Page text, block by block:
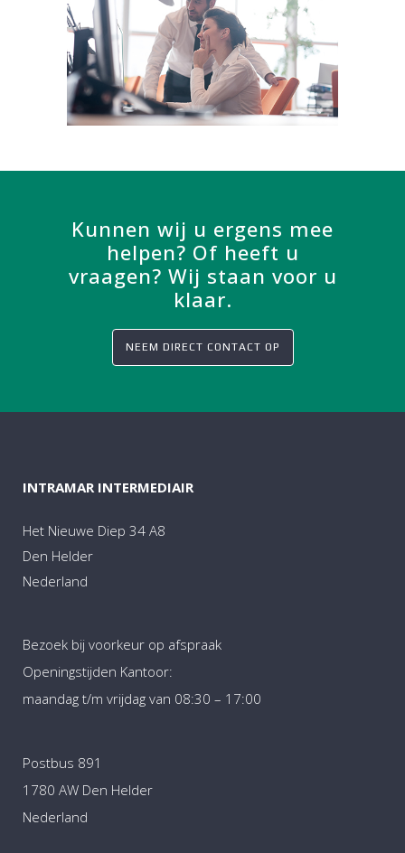
Kunnen wij u ergens mee
helpen? Of heeft u
vraagen? Wij staan voor u
klaar.
NEEM DIRECT CONTACT OP
INTRAMAR INTERMEDIAIR
Het Nieuwe Diep 34 A8
Den Helder
Nederland
Bezoek bij voorkeur op afspraak
Openingstijden Kantoor:
maandag t/m vrijdag van 08:30 – 17:00
Postbus 891
1780 AW Den Helder
Nederland